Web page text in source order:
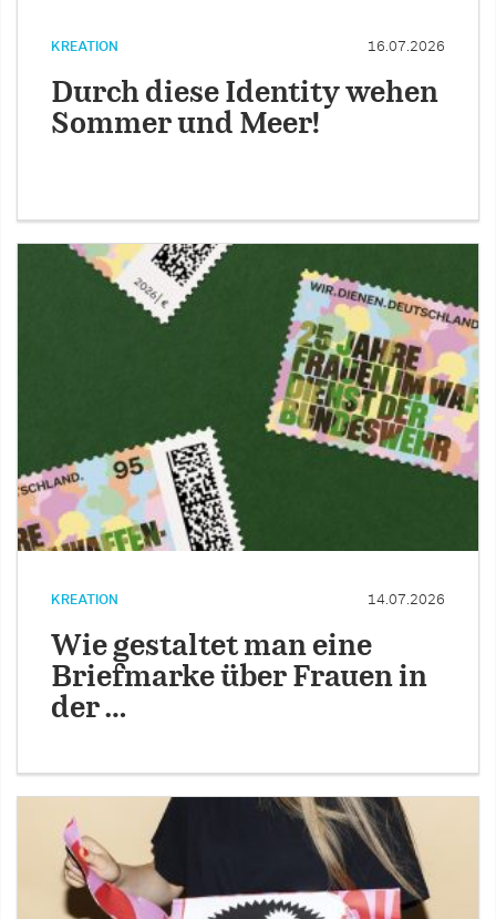
KREATION 16.07.2026
Durch diese Identity wehen
Sommer und Meer!
KREATION 14.07.2026
Wie gestaltet man eine
Briefmarke über Frauen in
der …